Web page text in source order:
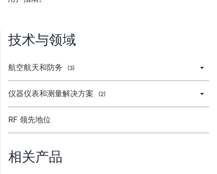
技术与领域
航空航天和防务 (3)
仪器仪表和测量解决方案 (2)
RF 领先地位
相关产品